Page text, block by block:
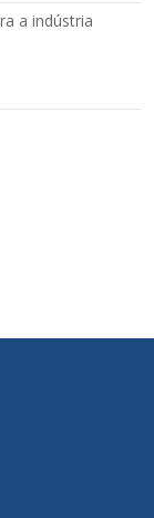
a indústria